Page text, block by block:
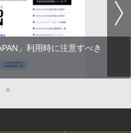
」利用時に注意すべき
●